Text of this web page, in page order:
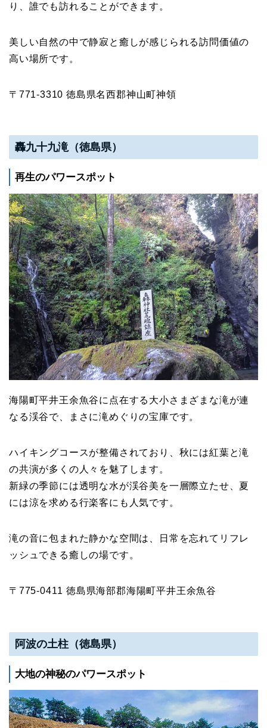
り、誰でも訪れることができます。
美しい自然の中で静寂と癒しが感じられる訪問価値の
高い場所です。
〒771-3310 徳島県名西郡神山町神領
轟九十九滝（徳島県）
再生のパワースポット
海陽町平井王余魚谷に点在する大小さまざまな滝が連
なる渓谷で、まさに滝めぐりの宝庫です。
ハイキングコースが整備されており、秋には紅葉と滝
の共演が多くの人々を魅了します。
新緑の季節には透明な水が渓谷美を一層際立たせ、夏
には涼を求める行楽客にも人気です。
滝の音に包まれた静かな空間は、日常を忘れてリフレ
ッシュできる癒しの場です。
〒775-0411 徳島県海部郡海陽町平井王余魚谷
阿波の土柱（徳島県）
大地の神秘のパワースポット